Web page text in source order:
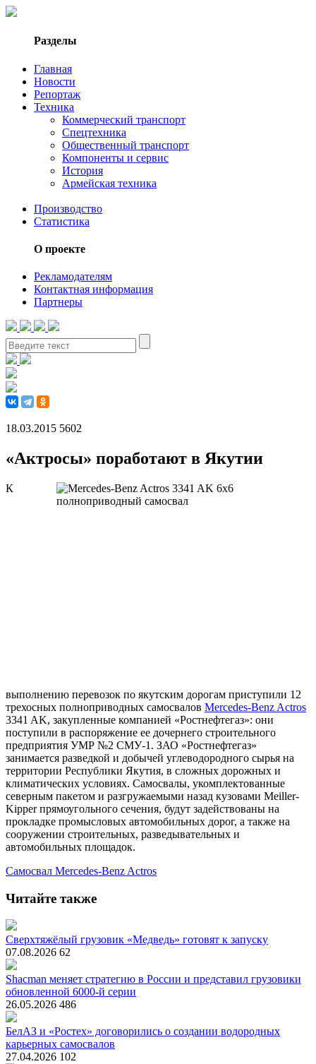
Разделы
Главная
Новости
Репортаж
Техника
Коммерческий транспорт
Спецтехника
Общественный транспорт
Компоненты и сервис
История
Армейская техника
Производство
Статистика
О проекте
Рекламодателям
Контактная информация
Партнеры
18.03.2015 5602
«Актросы» поработают в Якутии
К
выполнению перевозок по якутским дорогам приступили 12
трехосных полноприводных самосвалов Mercedes-Benz Actros
3341 AK, закупленные компанией «Ростнефтегаз»: они
поступили в распоряжение ее дочернего строительного
предприятия УМР №2 СМУ-1. ЗАО «Ростнефтегаз»
занимается разведкой и добычей углеводородного сырья на
территории Республики Якутия, в сложных дорожных и
климатических условиях. Самосвалы, укомплектованные
северным пакетом и разгружаемыми назад кузовами Meiller-
Kipper прямоугольного сечения, будут задействованы на
прокладке промысловых автомобильных дорог, а также на
сооружении строительных, разведывательных и
автомобильных площадок.
Самосвал Mercedes-Benz Actros
Читайте также
Сверхтяжёлый грузовик «Медведь» готовят к запуску
07.08.2026 62
Shacman меняет стратегию в России и представил грузовики
обновленной 6000-й серии
26.05.2026 486
БелАЗ и «Ростех» договорились о создании водородных
карьерных самосвалов
27.04.2026 102